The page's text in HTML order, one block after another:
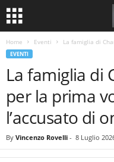
Home Eventi La famiglia di
EVENTI
La famiglia di
per la prima
l’accusato di
By Vincenzo Rovelli - 8 Luglio